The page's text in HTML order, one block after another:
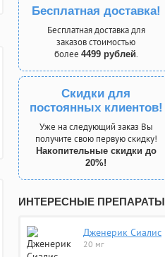
Бесплатная доставка!
Бесплатная доставка для
заказов стоимостью
более 4499 рублей.
Скидки для
постоянных клиентов!
Уже на следующий заказ Вы
получите свою первую скидку!
Накопительные скидки до
20%!
ИНТЕРЕСНЫЕ ПРЕПАРАТЫ
Дженерик Сиалис
20 мг